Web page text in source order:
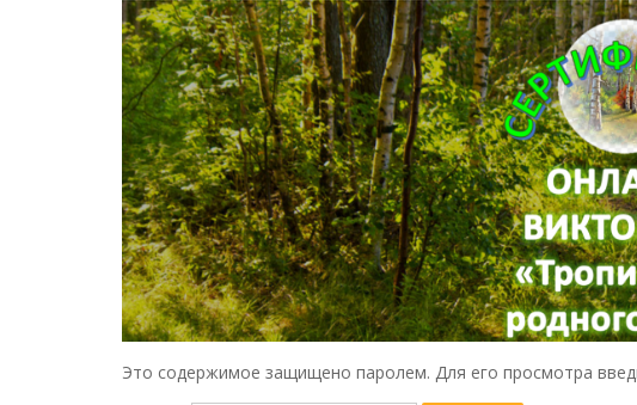
Это содержимое защищено паролем. Для его просмотра